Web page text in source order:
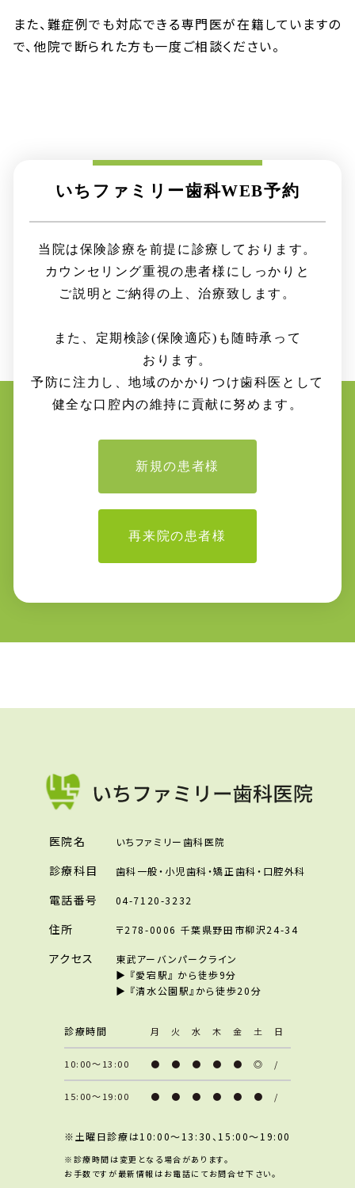
また、難症例でも対応できる専門医が在籍していますの
で、他院で断られた方も一度ご相談ください。
いちファミリー歯科WEB予約
当院は保険診療を前提に 診療して おります。
カウンセリング重視の患者様に しっかりと
ご説明と ご納得の上、治療致します。
また、定期検診(保険適応) も 随時承って
おります。
予防に注力し、地域のかかりつけ歯科医 として
健全な口腔内の維持に 貢献に努めます。
新規の患者様
再来院の患者様
医院名 いちファミリー歯科医院
診療科目 歯科一般・小児歯科・矯正歯科・口腔外科
電話番号 04-7120-3232
住所 〒278-0006 千葉県野田市柳沢24-34
アクセス
東武アーバンパークライン
▶︎ 『愛宕駅』 から徒歩9分
▶︎ 『清水公園駅』から徒歩20分
診療時間 月 火 水 木 金 土 日
10:00～13:00 ● ● ● ● ● ◎ /
15:00～19:00 ● ● ● ● ● ● /
※土曜日診療は10:00～13:30、15:00～19:00
※診療時間は変更となる場合があります。
お手数ですが最新情報はお電話にてお問合せ下さい。